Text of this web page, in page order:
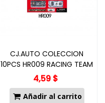
CJ.AUTO COLECCION
10PCS HR009 RACING TEAM
4,59 $
Añadir al carrito